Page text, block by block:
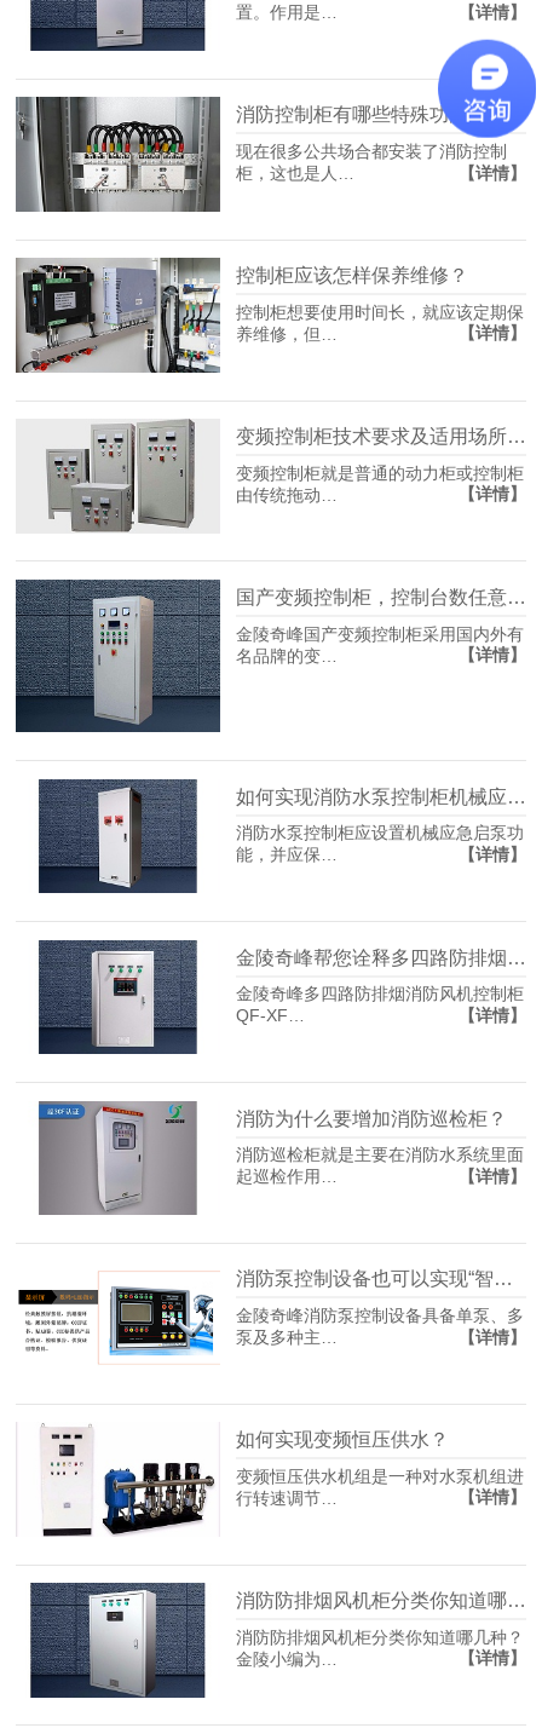
置。作用是…
【详情】
消防控制柜有哪些特殊功能？
现在很多公共场合都安装了消防控制
柜，这也是人…
【详情】
控制柜应该怎样保养维修？
控制柜想要使用时间长，就应该定期保
养维修，但…
【详情】
变频控制柜技术要求及适用场所有哪些？
变频控制柜就是普通的动力柜或控制柜
由传统拖动…
【详情】
国产变频控制柜，控制台数任意组合
金陵奇峰国产变频控制柜采用国内外有
名品牌的变…
【详情】
如何实现消防水泵控制柜机械应急启泵？
消防水泵控制柜应设置机械应急启泵功
能，并应保…
【详情】
金陵奇峰帮您诠释多四路防排烟消防风机柜
金陵奇峰多四路防排烟消防风机控制柜
QF-XF…
【详情】
消防为什么要增加消防巡检柜？
消防巡检柜就是主要在消防水系统里面
起巡检作用…
【详情】
消防泵控制设备也可以实现“智能控制”
金陵奇峰消防泵控制设备具备单泵、多
泵及多种主…
【详情】
如何实现变频恒压供水？
变频恒压供水机组是一种对水泵机组进
行转速调节…
【详情】
消防防排烟风机柜分类你知道哪几种？
消防防排烟风机柜分类你知道哪几种？
金陵小编为…
【详情】